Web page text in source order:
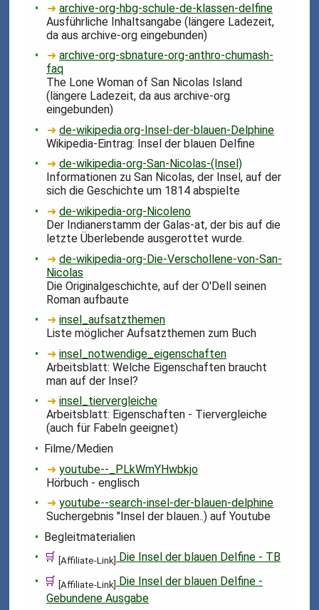
➜archive-org-hbg-schule-de-klassen-delfine
Ausführliche Inhaltsangabe (längere Ladezeit,
da aus archive-org eingebunden)
➜archive-org-sbnature-org-anthro-chumash-
faq
The Lone Woman of San Nicolas Island
(längere Ladezeit, da aus archive-org
eingebunden)
➜de-wikipedia.org-Insel-der-blauen-Delphine
Wikipedia-Eintrag: Insel der blauen Delfine
➜de-wikipedia-org-San-Nicolas-(Insel)
Informationen zu San Nicolas, der Insel, auf der
sich die Geschichte um 1814 abspielte
➜de-wikipedia-org-Nicoleno
Der Indianerstamm der Galas-at, der bis auf die
letzte Überlebende ausgerottet wurde.
➜de-wikipedia-org-Die-Verschollene-von-San-
Nicolas
Die Originalgeschichte, auf der O'Dell seinen
Roman aufbaute
➜insel_aufsatzthemen
Liste möglicher Aufsatzthemen zum Buch
➜insel_notwendige_eigenschaften
Arbeitsblatt: Welche Eigenschaften braucht
man auf der Insel?
➜insel_tiervergleiche
Arbeitsblatt: Eigenschaften - Tiervergleiche
(auch für Fabeln geeignet)
Filme/Medien
➜youtube--_PLkWmYHwbkjo
Hörbuch - englisch
➜youtube--search-insel-der-blauen-delphine
Suchergebnis "Insel der blauen..) auf Youtube
Begleitmaterialien
🛒
[Affiliate-Link] Die Insel der blauen Delfine - TB
🛒 [Affiliate-Link] Die Insel der blauen Delfine -
Gebundene Ausgabe